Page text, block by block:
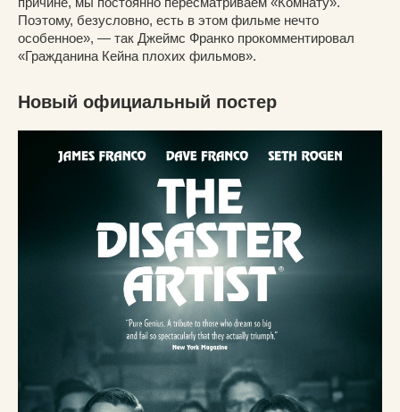
Поэтому, безусловно, есть в этом фильме нечто
особенное», — так Джеймс Франко прокомментировал
«Гражданина Кейна плохих фильмов».
Новый официальный постер